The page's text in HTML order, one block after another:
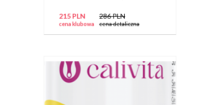
215 PLN
cena klubowa
286 PLN
cena detaliczna